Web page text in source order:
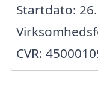
Startdato:
CVR: